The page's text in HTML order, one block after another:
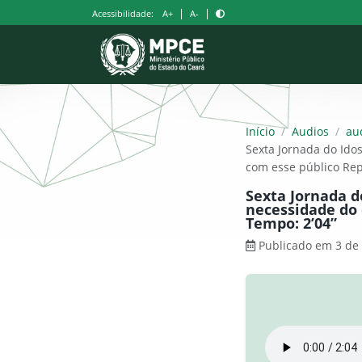
para
Acessibilidade: A+ | A- |
Início / Audios /
Sexta Jornada do
com esse público
Sexta Jornada
necessidade
Tempo: 2’04”
Publicado em 3